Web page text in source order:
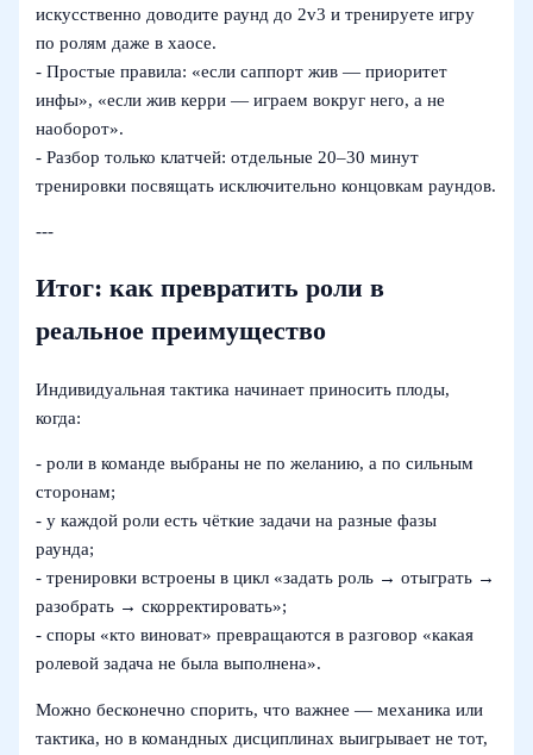
искусственно доводите раунд до 2v3 и тренируете игру
по ролям даже в хаосе.
- Простые правила: «если саппорт жив — приоритет
инфы», «если жив керри — играем вокруг него, а не
наоборот».
- Разбор только клатчей: отдельные 20–30 минут
тренировки посвящать исключительно концовкам раундов.
---
Итог: как превратить роли в
реальное преимущество
Индивидуальная тактика начинает приносить плоды,
когда:
- роли в команде выбраны не по желанию, а по сильным
сторонам;
- у каждой роли есть чёткие задачи на разные фазы
раунда;
- тренировки встроены в цикл «задать роль → отыграть →
разобрать → скорректировать»;
- споры «кто виноват» превращаются в разговор «какая
ролевой задача не была выполнена».
Можно бесконечно спорить, что важнее — механика или
тактика, но в командных дисциплинах выигрывает не тот,